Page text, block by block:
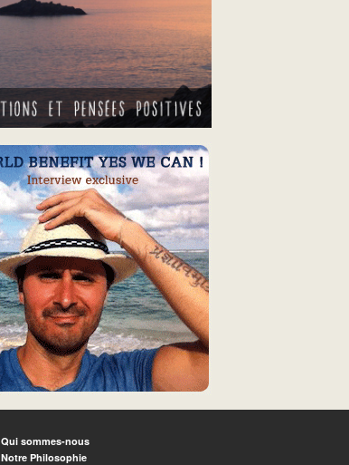
Qui sommes-nous
Notre Philosophie